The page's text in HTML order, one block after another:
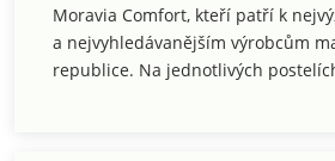
Moravia Comfort, kteří patří k
a nejvyhledávanějším výrobcům
republice. Na jednotlivých